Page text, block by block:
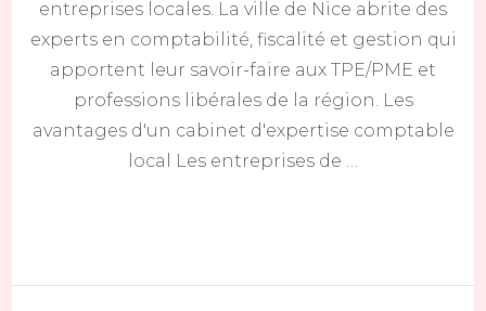
entreprises locales. La ville de Nice abrite des
experts en comptabilité, fiscalité et gestion qui
apportent leur savoir-faire aux TPE/PME et
professions libérales de la région. Les
avantages d'un cabinet d'expertise comptable
local Les entreprises de …